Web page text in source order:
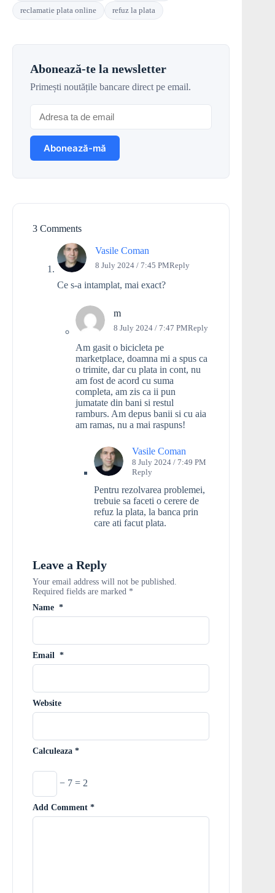
reclamatie plata online refuz la plata
Abonează-te la newsletter
Primești noutățile bancare direct pe email.
3 Comments
Vasile Coman
8 July 2024 / 7:45 PMReply
Ce s-a intamplat, mai exact?
m
8 July 2024 / 7:47 PMReply
Am gasit o bicicleta pe
marketplace, doamna mi a spus ca
o trimite, dar cu plata in cont, nu
am fost de acord cu suma
completa, am zis ca ii pun
jumatate din bani si restul
ramburs. Am depus banii si cu aia
am ramas, nu a mai raspuns!
Vasile Coman
8 July 2024 / 7:49 PM
Reply
Pentru rezolvarea problemei,
trebuie sa faceti o cerere de
refuz la plata, la banca prin
care ati facut plata.
Leave a Reply
Your email address will not be published.
Required fields are marked *
Name *
Email *
Website
Calculeaza *
− 7 = 2
Add Comment *